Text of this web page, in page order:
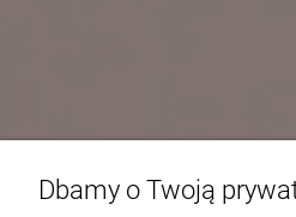
Dbamy o Twoją